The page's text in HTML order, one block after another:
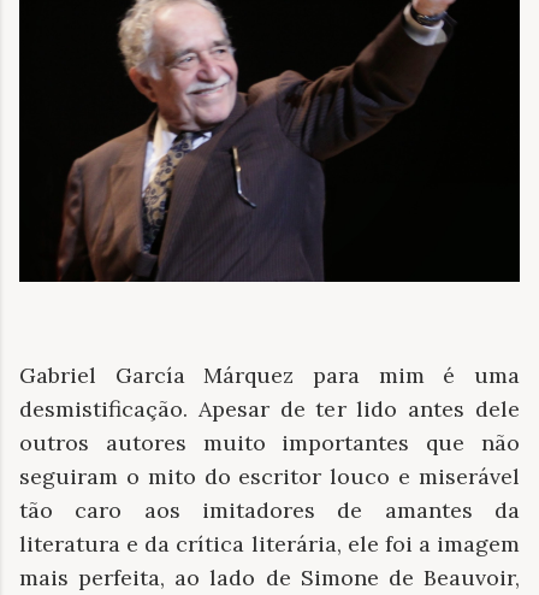
Gabriel García Márquez para mim é uma
desmistificação. Apesar de ter lido antes dele
outros autores muito importantes que não
seguiram o mito do escritor louco e miserável
tão caro aos imitadores de amantes da
literatura e da crítica literária, ele foi a imagem
mais perfeita, ao lado de Simone de Beauvoir,